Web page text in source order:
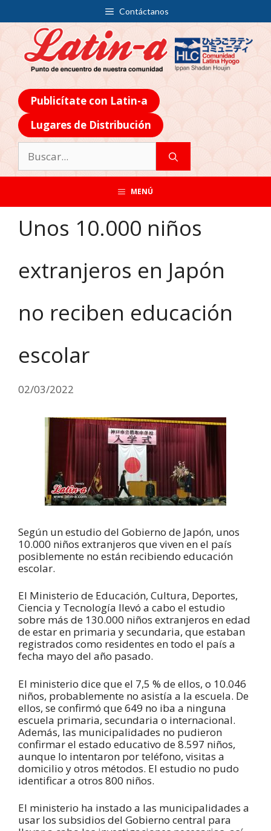
Contáctanos
Publicítate con Latin-a
Lugares de Distribución
MENÚ
Unos 10.000 niños
extranjeros en Japón
no reciben educación
escolar
02/03/2022
Según un estudio del Gobierno de Japón, unos
10.000 niños extranjeros que viven en el país
posiblemente no están recibiendo educación
escolar.
El Ministerio de Educación, Cultura, Deportes,
Ciencia y Tecnología llevó a cabo el estudio
sobre más de 130.000 niños extranjeros en edad
de estar en primaria y secundaria, que estaban
registrados como residentes en todo el país a
fecha mayo del año pasado.
El ministerio dice que el 7,5 % de ellos, o 10.046
niños, probablemente no asistía a la escuela. De
ellos, se confirmó que 649 no iba a ninguna
escuela primaria, secundaria o internacional.
Además, las municipalidades no pudieron
confirmar el estado educativo de 8.597 niños,
aunque lo intentaron por teléfono, visitas a
domicilio y otros métodos. El estudio no pudo
identificar a otros 800 niños.
El ministerio ha instado a las municipalidades a
usar los subsidios del Gobierno central para